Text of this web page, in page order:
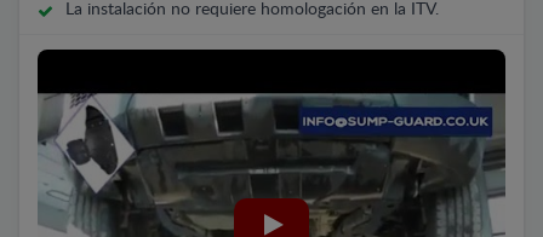
La instalación no requiere homologación en la ITV.